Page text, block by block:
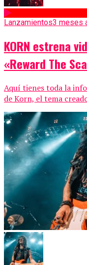
Lanzamientos3 meses
KORN estrena
«Reward The
Aquí tienes toda la
de Korn, el tema